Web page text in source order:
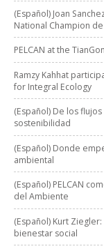
(Español) Joan
National Champion
PELCAN at the
Ramzy Kahhat
for Integral Ecology
(Español) De los
sostenibilidad
(Español) Donde
ambiental
(Español) PELCAN
del Ambiente
(Español) Kurt
bienestar social